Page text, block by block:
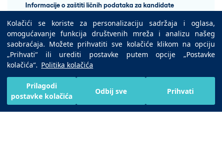
Kolačići se koriste za personalizaciju sadržaja i oglasa,
omogućavanje funkcija društvenih mreža i analizu našeg
saobraćaja. Možete prihvatiti sve kolačiće klikom na opciju
„Prihvati“ ili urediti postavke putem opcije „Postavke
kolačića“. Politika kolačića
Prilagodi
postavke kolačića
Odbij sve Prihvati
Informacije o zaštiti ličnih podataka za kandidate
+387 33 848 888
Copyright © 2025 Medicana Health Group
Preuzmite na